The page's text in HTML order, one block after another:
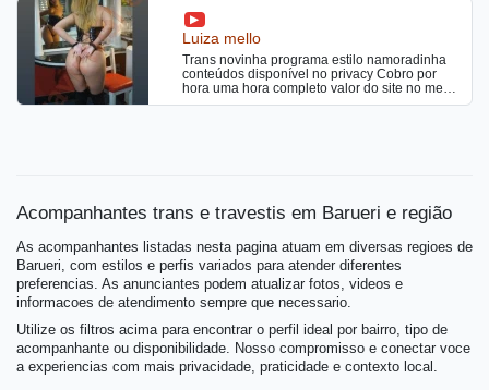
e faço uma maravilhosa massagem erótica
relaxante. Também beijo na boca e faço o
melhor boquete que já provou na sua vida.
Não perca essa ótima chance e venha logo
me conhecer, sei que você vai adorar me
encontrar.
Luiza mello
Trans novinha programa estilo namoradinha
conteúdos disponível no privacy Cobro por
hora uma hora completo valor do site no meu
local Saídas a combinar
Acompanhantes trans e travestis em Barueri e região
As acompanhantes listadas nesta pagina atuam em diversas regioes de
Barueri, com estilos e perfis variados para atender diferentes
preferencias. As anunciantes podem atualizar fotos, videos e
informacoes de atendimento sempre que necessario.
Utilize os filtros acima para encontrar o perfil ideal por bairro, tipo de
acompanhante ou disponibilidade. Nosso compromisso e conectar voce
a experiencias com mais privacidade, praticidade e contexto local.